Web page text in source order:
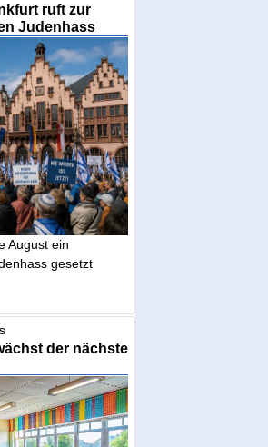
ruft zur
Judenhass
August ein
gesetzt
der nächste